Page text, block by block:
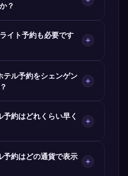
確実に受理されるために
ホテル予約をご利用くださ
？
館職員は人気エリアの有名
ものです。場所自体はビザ
が、知名度のあるホテルは
イト予約も必要です
が求められます。MyJet24
トジェネレーターも提供
ライト予約とホテル予約の
。
ル予約をシェンゲン
ンゲンビザの有効期間内で
複数国を回る場合は、最も
証明を提出してください。
約はどれくらい早く
テル情報、日付、氏名を入
ンロード。待ち時間も審査
約はどの通貨で表示